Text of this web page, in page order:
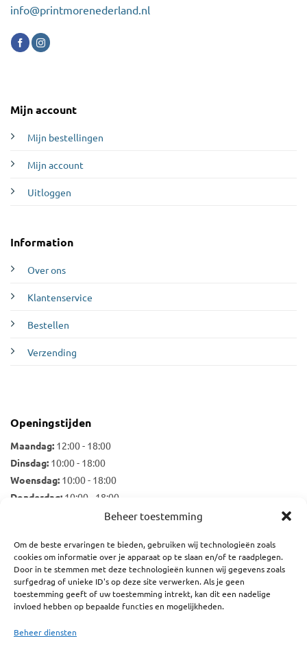
Beheer toestemming
Om de beste ervaringen te bieden, gebruiken wij technologieën zoals
cookies om informatie over je apparaat op te slaan en/of te raadplegen.
Door in te stemmen met deze technologieën kunnen wij gegevens zoals
surfgedrag of unieke ID's op deze site verwerken. Als je geen
toestemming geeft of uw toestemming intrekt, kan dit een nadelige
invloed hebben op bepaalde functies en mogelijkheden.
Beheer diensten
info@printmorenederland.nl
Mijn account
Mijn bestellingen
Mijn account
Uitloggen
Information
Over ons
Klantenservice
Bestellen
Verzending
Openingstijden
Maandag: 12:00 - 18:00
Dinsdag: 10:00 - 18:00
Woensdag: 10:00 - 18:00
Donderdag: 10:00 - 18:00
Nieuwsbrief
E-mailadres: